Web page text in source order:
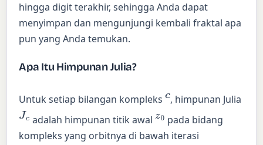
hingga digit terakhir, sehingga Anda dapat
menyimpan dan mengunjungi kembali fraktal apa
pun yang Anda temukan.
Apa Itu Himpunan Julia?
Untuk setiap bilangan kompleksc, himpunan Julia
Jc adalah himpunan titik awal z0 pada bidang
kompleks yang orbitnya di bawah iterasi